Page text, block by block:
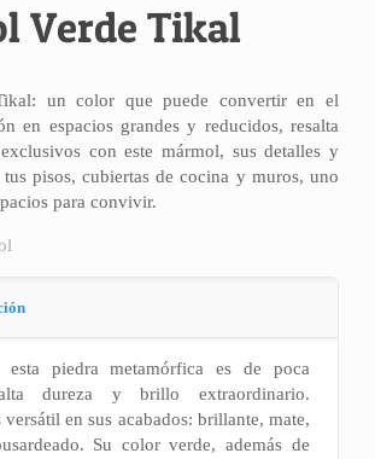
Verde Tikal
un color que puede convertir en el
en espacios grandes y reducidos, resalta
con este mármol, sus detalles y
pisos, cubiertas de cocina y muros, uno
para convivir.
esta piedra metamórfica es de poca
dureza y brillo extraordinario.
versátil en sus acabados: brillante, mate,
Su color verde, además de